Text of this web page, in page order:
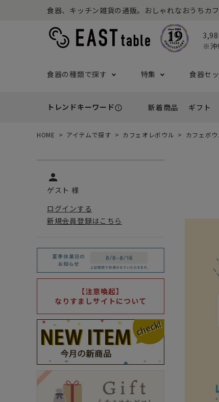
食器、キッチン雑貨の通販。おしゃれなおうちカ
※沖
食器の種類で探す
- 小皿
- カレー・パスタ皿
- ランチプレート・仕切り皿
- 小鉢
箸・カトラリー・雑貨など
- 箸
- 箸置き
- カトラリー
- れんげ
- すり鉢
- 土鍋
- トレー
- カラフ
特集 食器セ
こども食器セット
- ～2,999円 -
トレンドキーワードerror_outline 新着商品 ギフト
HOME アイテムで探す カフェオレボウル カフェボ
person
ゲスト 様
ログインする
新規会員登録はこちら
【注意喚起】
なりすましサイトについて